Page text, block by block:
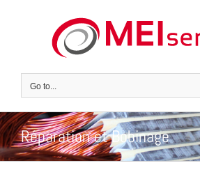
Go to...
Réparation et Bobinage